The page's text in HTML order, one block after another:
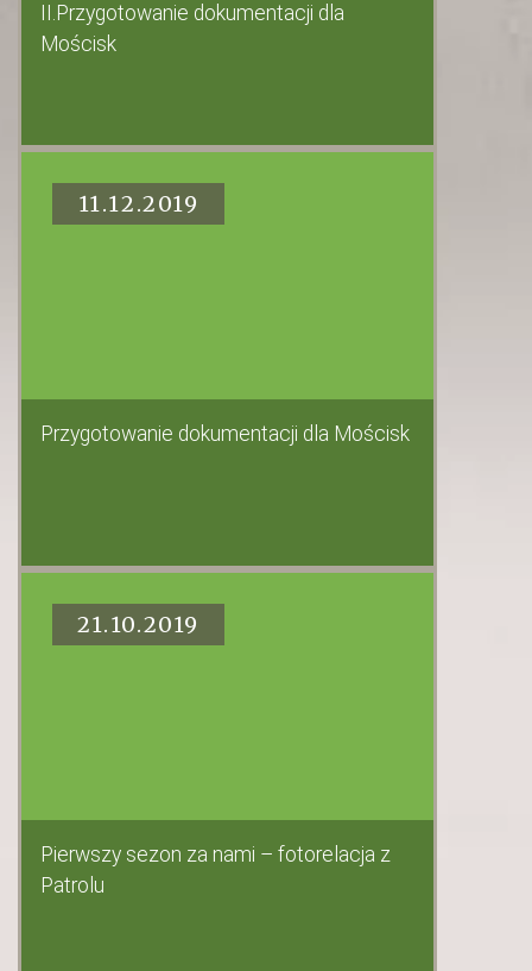
II.Przygotowanie dokumentacji dla
Mościsk
11.12.2019
Przygotowanie dokumentacji dla Mościsk
21.10.2019
Pierwszy sezon za nami – fotorelacja z
Patrolu